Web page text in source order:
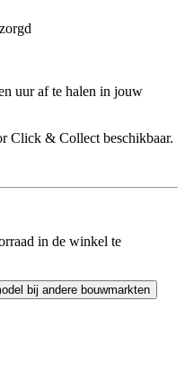
uur af te halen in jouw
Click & Collect beschikbaar.
in de winkel te
bij andere bouwmarkten